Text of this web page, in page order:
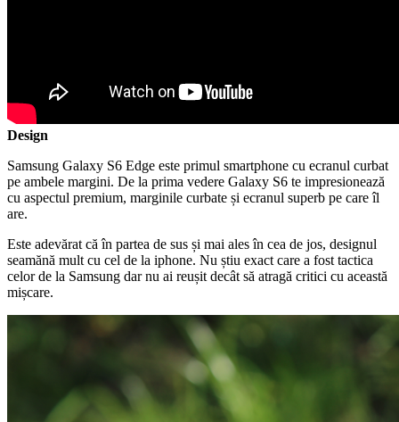
Design
Samsung Galaxy S6 Edge este primul smartphone cu ecranul curbat
pe ambele margini. De la prima vedere Galaxy S6 te impresionează
cu aspectul premium, marginile curbate și ecranul superb pe care îl
are.
Este adevărat că în partea de sus și mai ales în cea de jos, designul
seamănă mult cu cel de la iphone. Nu știu exact care a fost tactica
celor de la Samsung dar nu ai reușit decât să atragă critici cu această
mișcare.